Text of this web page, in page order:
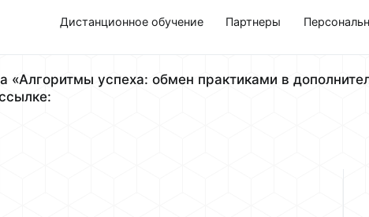
Дистанционное обучение Партнеры
успеха: обмен практиками в